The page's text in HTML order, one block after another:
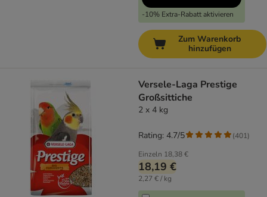
-10% Extra-Rabatt aktivieren
Zum Warenkorb
hinzufügen
Versele-Laga Prestige
Großsittiche
2 x 4 kg
Einzeln 18,38 €
18,19 €
2,27 € / kg
Rating: 4.7/5 (401)